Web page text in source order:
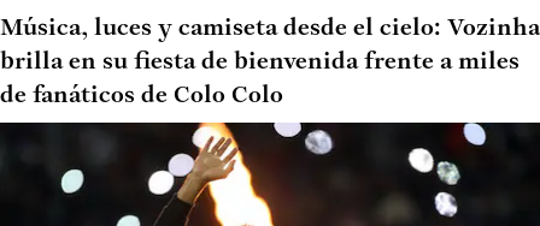
Música, luces y camiseta desde el cielo: Vozinha
brilla en su fiesta de bienvenida frente a miles
de fanáticos de Colo Colo